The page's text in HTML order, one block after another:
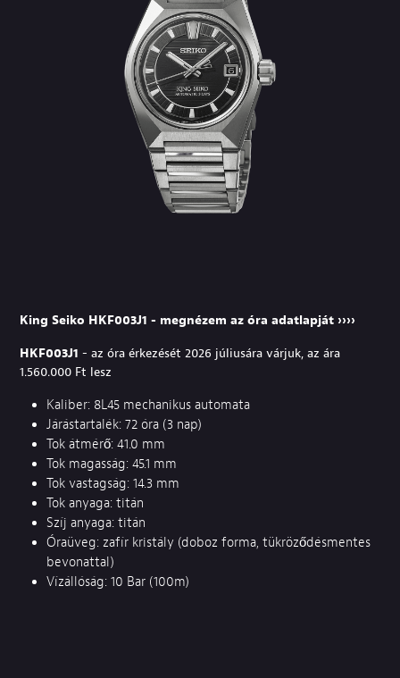
King Seiko HKF003J1 - megnézem az óra adatlapját ››››
HKF003J1 - az óra érkezését 2026 júliusára várjuk, az ára
1.560.000 Ft lesz
Kaliber: 8L45 mechanikus automata
Járástartalék: 72 óra (3 nap)
Tok átmérő: 41.0 mm
Tok magasság: 45.1 mm
Tok vastagság: 14.3 mm
Tok anyaga: titán
Szíj anyaga: titán
Óraüveg: zafír kristály (doboz forma, tükröződésmentes
bevonattal)
Vízállóság: 10 Bar (100m)